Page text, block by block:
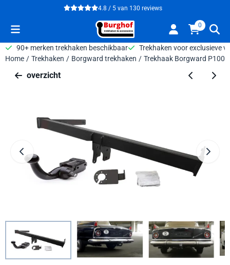
Cookievoorkeuren zijn beschikbaar. Kies instellingen of sta alle
4.8 / 5 van 130 reviews
0
90+ merken trekhaken beschikbaar
Trekhaken voor exclusieve
Home / Trekhaken / Borgward trekhaken / Trekhaak Borgward P100
overzicht